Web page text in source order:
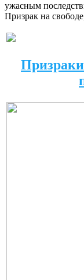
ужасным
Призрак на